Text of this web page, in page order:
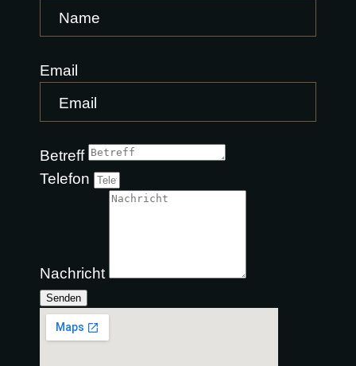
Email
Betreff
Telefon
Nachricht
Senden